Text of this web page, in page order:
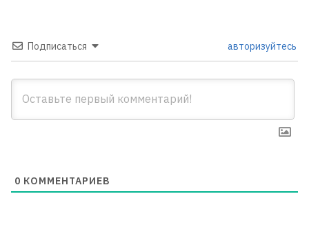
Подписаться авторизуйтесь
0 КОММЕНТАРИЕВ